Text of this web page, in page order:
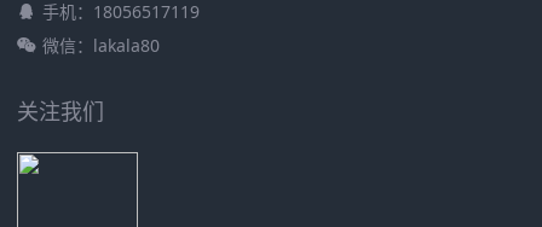
手机：18056517119
微信：lakala80
关注我们